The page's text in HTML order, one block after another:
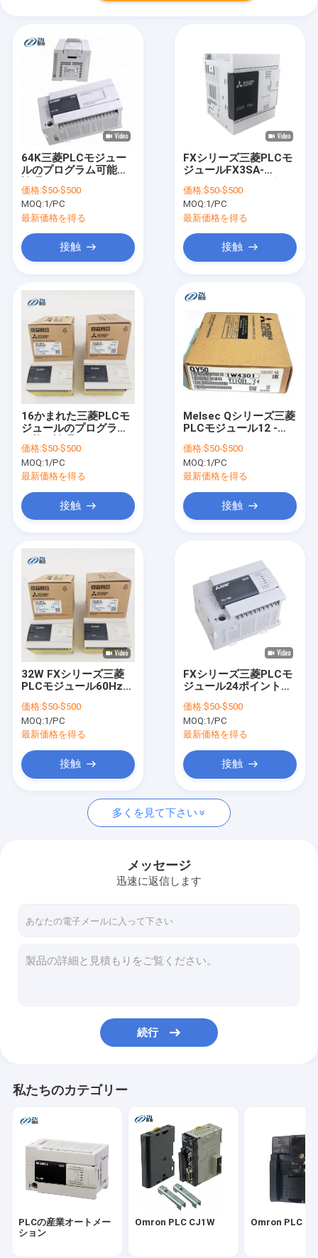
ビデオ
わたしたち に つい て
工場 ツアー
連絡 ください
引金 を 求め て ください
PLCの産業オートメーション
Omron PLC CJ2M
Omron PLC NX
富士電気HMI
三菱PLCモジュール
三菱HMIタッチ画面
三菱サーボ モーター
64K三菱PLCモジュー
ルのプログラム可能な
FX3U-16MR/ES-A
価格:$50-$500
MOQ:1/PC
最新価格を得る
接触
FXシリーズ三菱PLCモ
ジュールFX3SA-
ントの100 - 240V
価格:$50-$500
MOQ:1/PC
最新価格を得る
接触
16かまれた三菱PLCモ
ジュールのプログラム
ーラーFX3GA-60MR-
CM
価格:$50-$500
MOQ:1/PC
最新価格を得る
接触
Melsec Qシリーズ三菱
PLCモジュール12 -
出力 モジュール
価格:$50-$500
MOQ:1/PC
最新価格を得る
接触
32W FXシリーズ三菱
PLCモジュール60Hz
は24リレー出力を入れ
た
価格:$50-$500
MOQ:1/PC
最新価格を得る
接触
FXシリーズ三菱PLCモ
ジュール24ポイント
100 - 240V
価格:$50-$500
MOQ:1/PC
最新価格を得る
接触
多くを見て下さい
メッセージ
迅速に返信します
続行
私たちのカテゴリー
PLCの産業オートメー
ション
Omron PLC CJ1W Omron PLC